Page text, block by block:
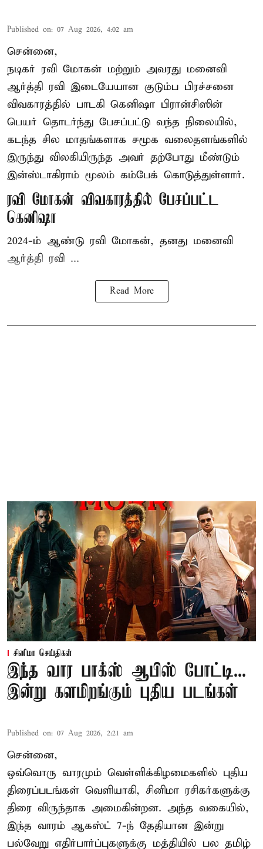
Published on: 07 Aug 2026, 4:02 am
சென்னை,
நடிகர் ரவி மோகன் மற்றும் அவரது மனைவி
ஆர்த்தி ரவி இடையேயான குடும்ப பிரச்சனை
விவகாரத்தில் பாடகி கெனிஷா பிரான்சிஸின்
பெயர் தொடர்ந்து பேசப்பட்டு வந்த நிலையில்,
கடந்த சில மாதங்களாக சமூக வலைதளங்களில்
இருந்து விலகியிருந்த அவர் தற்போது மீண்டும்
இன்ஸ்டாகிராம் மூலம் கம்பேக் கொடுத்துள்ளார்.
ரவி மோகன் விவகாரத்தில் பேசப்பட்ட
கெனிஷா
2024-ம் ஆண்டு ரவி மோகன், தனது மனைவி
ஆர்த்தி ரவி ...
Read More
சினிமா செய்திகள்
இந்த வார பாக்ஸ் ஆபிஸ் போட்டி...
இன்று களமிறங்கும் புதிய படங்கள்
Published on: 07 Aug 2026, 2:21 am
சென்னை,
ஒவ்வொரு வாரமும் வெள்ளிக்கிழமைகளில் புதிய
திரைப்படங்கள் வெளியாகி, சினிமா ரசிகர்களுக்கு
திரை விருந்தாக அமைகின்றன. அந்த வகையில்,
இந்த வாரம் ஆகஸ்ட் 7-ந் தேதியான இன்று
பல்வேறு எதிர்பார்ப்புகளுக்கு மத்தியில் பல தமிழ்